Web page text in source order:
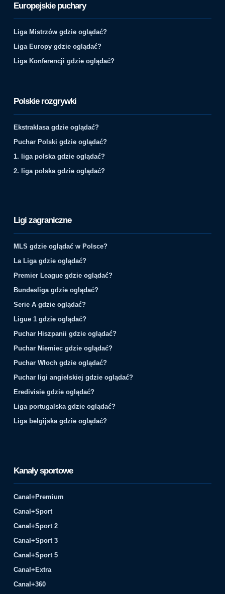
Europejskie puchary
Liga Mistrzów gdzie oglądać?
Liga Europy gdzie oglądać?
Liga Konferencji gdzie oglądać?
Polskie rozgrywki
Ekstraklasa gdzie oglądać?
Puchar Polski gdzie oglądać?
1. liga polska gdzie oglądać?
2. liga polska gdzie oglądać?
Ligi zagraniczne
MLS gdzie oglądać w Polsce?
La Liga gdzie oglądać?
Premier League gdzie oglądać?
Bundesliga gdzie oglądać?
Serie A gdzie oglądać?
Ligue 1 gdzie oglądać?
Puchar Hiszpanii gdzie oglądać?
Puchar Niemiec gdzie oglądać?
Puchar Włoch gdzie oglądać?
Puchar ligi angielskiej gdzie oglądać?
Eredivisie gdzie oglądać?
Liga portugalska gdzie oglądać?
Liga belgijska gdzie oglądać?
Kanały sportowe
Canal+Premium
Canal+Sport
Canal+Sport 2
Canal+Sport 3
Canal+Sport 5
Canal+Extra
Canal+360